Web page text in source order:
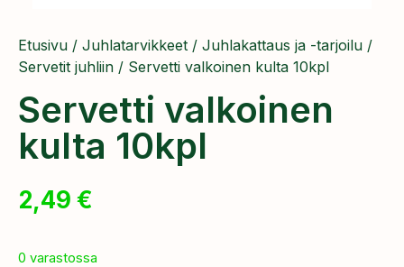
Etusivu / Juhlatarvikkeet / Juhlakattaus ja -tarjoilu /
Servetit juhliin / Servetti valkoinen kulta 10kpl
Servetti valkoinen
kulta 10kpl
2,49 €
0 varastossa